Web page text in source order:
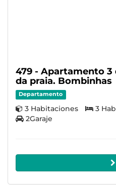
479 - Apartamento
da praia. Bombinhas
Departamento
3 Habitaciones 3
2Garaje